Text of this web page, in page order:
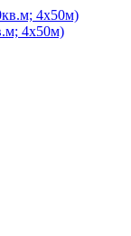
4х50м)